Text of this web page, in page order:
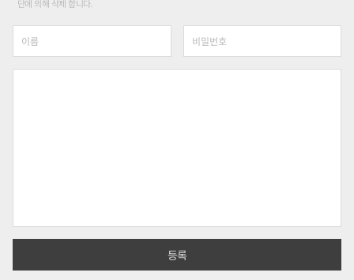
단에 의해 삭제 합니다.